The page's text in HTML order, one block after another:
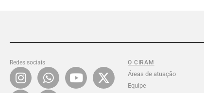
Redes sociais O CIRAM
Áreas de atuação
Equipe